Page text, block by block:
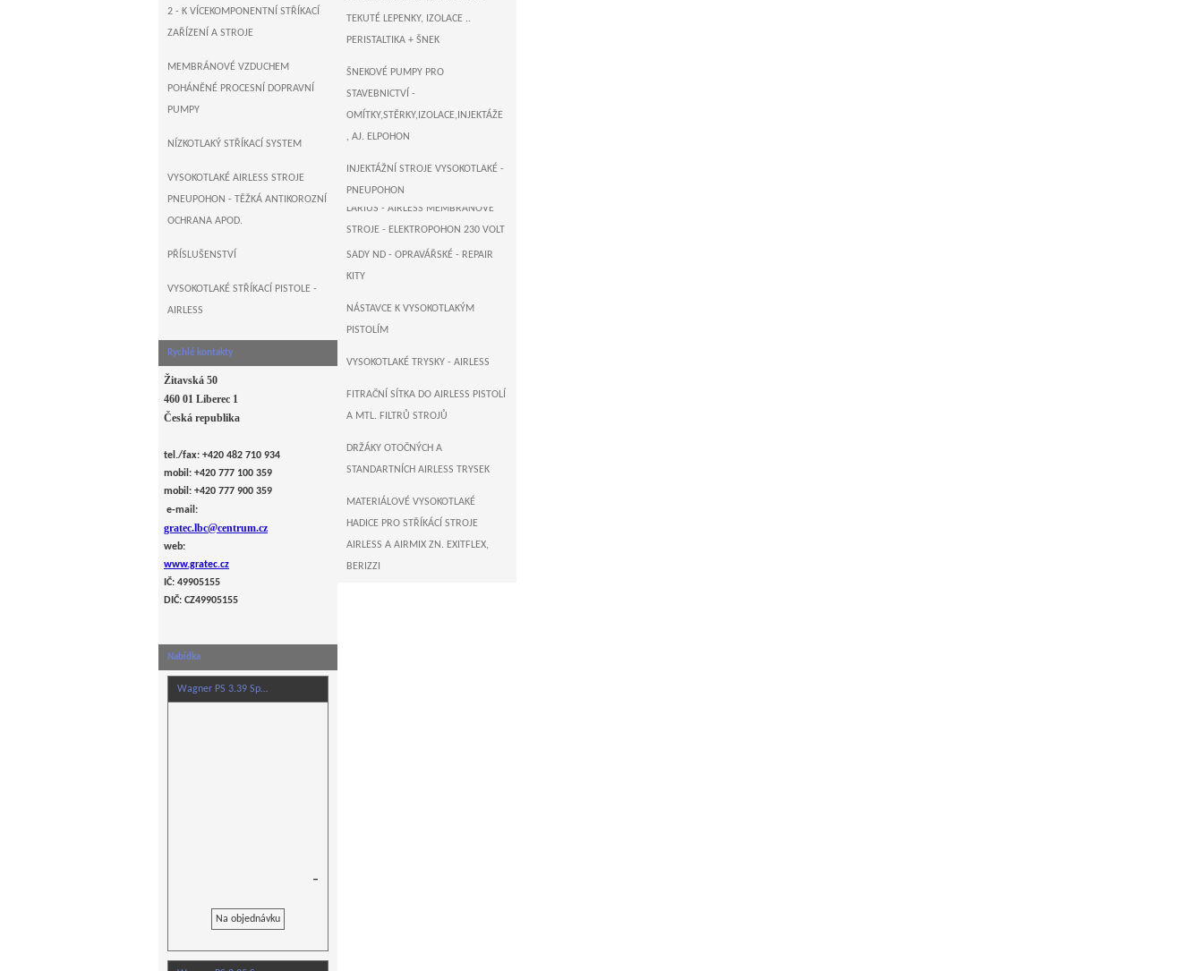
STROJE 230 VOLT
MEMBRÁNOVÉ VYSOKOTLAKÉ
LARIUS - AIRLESS MEMBRÁNOVÉ
STROJE - ELEKTROPOHON 230 VOLT
TEKUTÉ LEPENKY, IZOLACE ..
PERISTALTIKA + ŠNEK
ŠNEKOVÉ PUMPY PRO
STAVEBNICTVÍ -
OMÍTKY,STĚRKY,IZOLACE,INJEKTÁŽE
, AJ. ELPOHON
INJEKTÁŽNÍ STROJE VYSOKOTLAKÉ -
PNEUPOHON
2 - K VÍCEKOMPONENTNÍ STŘÍKACÍ
ZAŘÍZENÍ A STROJE
MEMBRÁNOVÉ VZDUCHEM
POHÁNĚNÉ PROCESNÍ DOPRAVNÍ
PUMPY
NÍZKOTLAKÝ STŘÍKACÍ SYSTEM
VYSOKOTLAKÉ AIRLESS STROJE
PNEUPOHON - TĚŽKÁ ANTIKOROZNÍ
OCHRANA APOD.
PŘÍSLUŠENSTVÍ
SADY ND - OPRAVÁŘSKÉ - REPAIR
KITY
NÁSTAVCE K VYSOKOTLAKÝM
PISTOLÍM
VYSOKOTLAKÉ TRYSKY - AIRLESS
FITRAČNÍ SÍTKA DO AIRLESS PISTOLÍ
A MTL. FILTRŮ STROJŮ
DRŽÁKY OTOČNÝCH A
STANDARTNÍCH AIRLESS TRYSEK
MATERIÁLOVÉ VYSOKOTLAKÉ
HADICE PRO STŘÍKÁCÍ STROJE
AIRLESS A AIRMIX ZN. EXITFLEX,
BERIZZI
VYSOKOTLAKÉ STŘÍKACÍ PISTOLE -
AIRLESS
Rychlé kontakty
Žitavská 50
460 01 Liberec 1
Česká republika
tel./fax: +420 482 710 934
mobil: +420 777 100 359
mobil: +420 777 900 359
e-mail:
gratec.lbc@centrum.cz
web:
www.gratec.cz
IČ: 49905155
DIČ: CZ49905155
Nabídka
Wagner PS 3.39 Sp…
–
Na objednávku